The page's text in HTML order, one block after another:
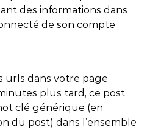
des informations dans
de son compte
urls dans votre page
plus tard, ce post
clé générique (en
du post) dans l’ensemble